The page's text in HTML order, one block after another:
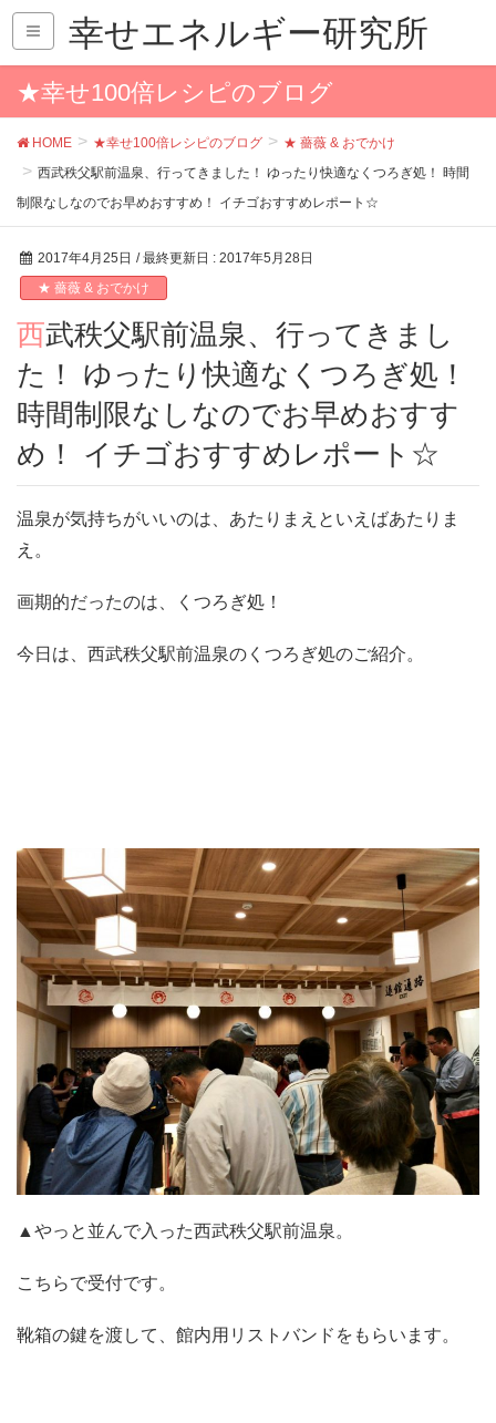
幸せエネルギー研究所
★幸せ100倍レシピのブログ
HOME ★幸せ100倍レシピのブログ
★ 薔薇 & おでかけ
西武秩父駅前温泉、行ってきました！ ゆったり快適なくつろぎ処！ 時間
制限なしなのでお早めおすすめ！ イチゴおすすめレポート☆
2017年4月25日 / 最終更新日 : 2017年5月28日
★ 薔薇 & おでかけ
西武秩父駅前温泉、行ってきまし
た！ ゆったり快適なくつろぎ処！
時間制限なしなのでお早めおすす
め！ イチゴおすすめレポート☆
温泉が気持ちがいいのは、あたりまえといえばあたりま
え。
画期的だったのは、くつろぎ処！
今日は、西武秩父駅前温泉のくつろぎ処のご紹介。
▲やっと並んで入った西武秩父駅前温泉。
こちらで受付です。
靴箱の鍵を渡して、館内用リストバンドをもらいます。